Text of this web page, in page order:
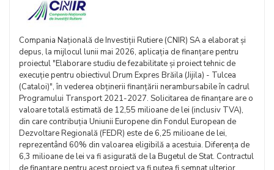
Compania Națională de Investiții Rutiere (CNIR) SA a elaborat și
depus, la mijlocul lunii mai 2026, aplicația de finanțare pentru
proiectul "Elaborare studiu de fezabilitate și proiect tehnic de
execuție pentru obiectivul Drum Expres Brăila (Jijila) - Tulcea
(Cataloi)", în vederea obținerii finanțării nerambursabile în cadrul
Programului Transport 2021-2027. Solicitarea de finanțare are o
valoare totală estimată de 12,55 milioane de lei (inclusiv TVA),
din care contribuția Uniunii Europene din Fondul European de
Dezvoltare Regională (FEDR) este de 6,25 milioane de lei,
reprezentând 60% din valoarea eligibilă a acestuia. Diferența de
6,3 milioane de lei va fi asigurată de la Bugetul de Stat. Contractul